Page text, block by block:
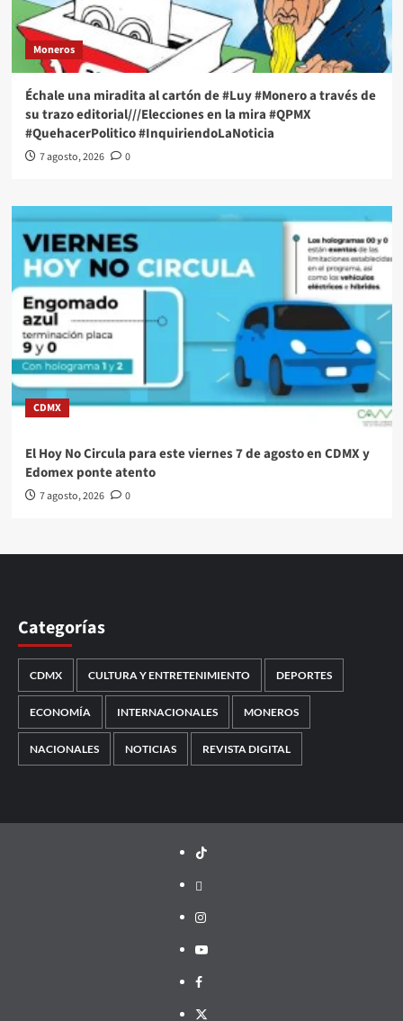
Moneros
Échale una miradita al cartón de #Luy #Monero a través de
su trazo editorial///Elecciones en la mira #QPMX
#QuehacerPolitico #InquiriendoLaNoticia
7 agosto, 2026 0
CDMX
El Hoy No Circula para este viernes 7 de agosto en CDMX y
Edomex ponte atento
7 agosto, 2026 0
Categorías
CDMX CULTURA Y ENTRETENIMIENTO DEPORTES
ECONOMÍA INTERNACIONALES MONEROS
NACIONALES NOTICIAS REVISTA DIGITAL
TikTok
threads
Instagram
Youtube
Facebook
X